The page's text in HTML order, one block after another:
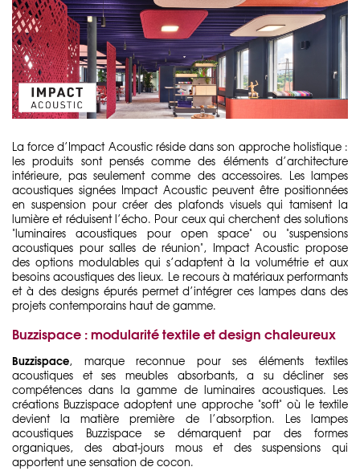
La force d’Impact Acoustic réside dans son approche holistique :
les produits sont pensés comme des éléments d’architecture
intérieure, pas seulement comme des accessoires. Les lampes
acoustiques signées Impact Acoustic peuvent être positionnées
en suspension pour créer des plafonds visuels qui tamisent la
lumière et réduisent l’écho. Pour ceux qui cherchent des solutions
"luminaires acoustiques pour open space" ou "suspensions
acoustiques pour salles de réunion", Impact Acoustic propose
des options modulables qui s’adaptent à la volumétrie et aux
besoins acoustiques des lieux. Le recours à matériaux performants
et à des designs épurés permet d’intégrer ces lampes dans des
projets contemporains haut de gamme.
Buzzispace : modularité textile et design chaleureux
Buzzispace, marque reconnue pour ses éléments textiles
acoustiques et ses meubles absorbants, a su décliner ses
compétences dans la gamme de luminaires acoustiques. Les
créations Buzzispace adoptent une approche "soft" où le textile
devient la matière première de l’absorption. Les lampes
acoustiques Buzzispace se démarquent par des formes
organiques, des abat-jours mous et des suspensions qui
apportent une sensation de cocon.